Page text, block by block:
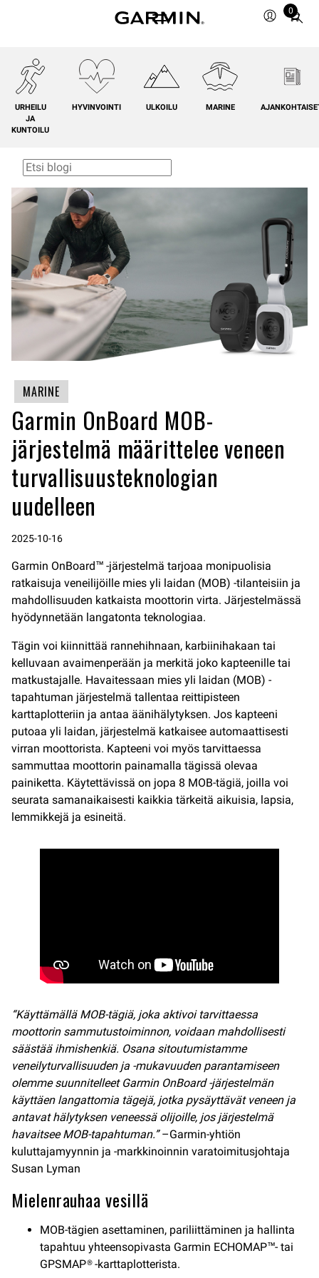
0
Total
0
URHEILU
JA
KUNTOILU
HYVINVOINTI ULKOILU MARINE
MARINE
Garmin OnBoard MOB-
järjestelmä määrittelee veneen
turvallisuusteknologian
uudelleen
2025-10-16
Garmin OnBoard™ -järjestelmä tarjoaa monipuolisia
ratkaisuja veneilijöille mies yli laidan (MOB) -tilanteisiin ja
mahdollisuuden katkaista moottorin virta. Järjestelmässä
hyödynnetään langatonta teknologiaa.
Tägin voi kiinnittää rannehihnaan, karbiinihakaan tai
kelluvaan avaimenperään ja merkitä joko kapteenille tai
matkustajalle. Havaitessaan mies yli laidan (MOB) -
tapahtuman järjestelmä tallentaa reittipisteen
karttaplotteriin ja antaa äänihälytyksen. Jos kapteeni
putoaa yli laidan, järjestelmä katkaisee automaattisesti
virran moottorista. Kapteeni voi myös tarvittaessa
sammuttaa moottorin painamalla tägissä olevaa
painiketta. Käytettävissä on jopa 8 MOB-tägiä, joilla voi
seurata samanaikaisesti kaikkia tärkeitä aikuisia, lapsia,
lemmikkejä ja esineitä.
“Käyttämällä MOB-tägiä, joka aktivoi tarvittaessa
moottorin sammutustoiminnon, voidaan mahdollisesti
säästää ihmishenkiä. Osana sitoutumistamme
veneilyturvallisuuden ja -mukavuuden parantamiseen
olemme suunnitelleet Garmin OnBoard -järjestelmän
käyttäen langattomia tägejä, jotka pysäyttävät veneen ja
antavat hälytyksen veneessä olijoille, jos järjestelmä
havaitsee MOB-tapahtuman.”–Garmin-yhtiön
kuluttajamyynnin ja -markkinoinnin varatoimitusjohtaja
Susan Lyman
Mielenrauhaa vesillä
MOB-tägien asettaminen, pariliittäminen ja hallinta
tapahtuu yhteensopivasta Garmin ECHOMAP™- tai
GPSMAP® -karttaplotterista.